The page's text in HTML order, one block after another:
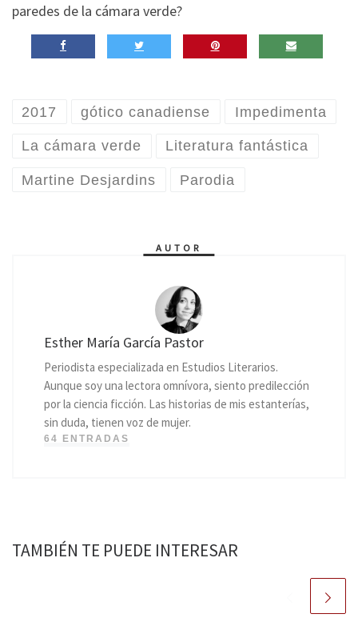
paredes de la cámara verde?
2017 gótico canadiense Impedimenta
La cámara verde Literatura fantástica
Martine Desjardins Parodia
AUTOR
Esther María García Pastor
Periodista especializada en Estudios Literarios.
Aunque soy una lectora omnívora, siento predilección
por la ciencia ficción. Las historias de mis estanterías,
sin duda, tienen voz de mujer.
64 ENTRADAS
TAMBIÉN TE PUEDE INTERESAR